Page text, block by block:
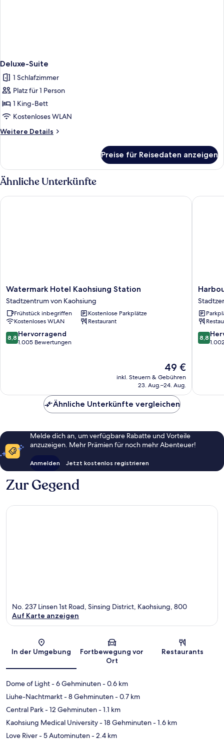
Deluxe-Suite
1 Schlafzimmer
Platz für 1 Person
1 King-Bett
Kostenloses WLAN
Weitere Details
Weitere
Suite
Preise für Reisedaten anzeigen
Ähnliche Unterkünfte
Watermark
Hotel
Kaohsiung
Station
Stadtzentrum
von
Kaohsiung
Watermark Hotel Kaohsiung Station
Stadtzentrum von Kaohsiung
Frühstück inbegriffen
Kostenlose Parkplätze
Kostenloses WLAN
Restaurant
8.8
von
8,8 Hervorragend
1.005 Bewertungen
Der
Preis
beträgt
49 €
inkl. Steuern & Gebühren
23. Aug.–24. Aug.
Watermark Hotel Kaohsiung Station
Harbour
10
Hotel
von
8.8
von
8,8
Ähnliche Unterkünfte vergleichen
Melde dich an, um verfügbare Rabatte und Vorteile
anzuzeigen. Mehr Prämien für noch mehr Abenteuer!
Anmelden Jetzt kostenlos registrieren
Zur Gegend
Karte
No. 237 Linsen 1st Road, Sinsing District, Kaohsiung, 800
Auf Karte anzeigen
In der Umgebung
Fortbewegung vor
Ort
Restaurants
Dome of Light- 6 Gehminuten- 0.6 km
Liuhe-Nachtmarkt- 8 Gehminuten- 0.7 km
Central Park- 12 Gehminuten- 1.1 km
Kaohsiung Medical University- 18 Gehminuten- 1.6 km
Love River- 5 Autominuten- 2.4 km